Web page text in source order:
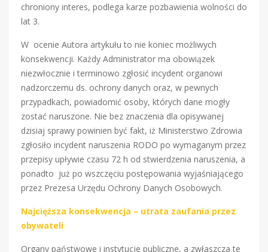
chroniony interes, podlega karze pozbawienia wolności do
lat 3.
W ocenie Autora artykułu to nie koniec możliwych
konsekwencji. Każdy Administrator ma obowiązek
niezwłocznie i terminowo zgłosić incydent organowi
nadzorczemu ds. ochrony danych oraz, w pewnych
przypadkach, powiadomić osoby, których dane mogły
zostać naruszone. Nie bez znaczenia dla opisywanej
dzisiaj sprawy powinien być fakt, iż Ministerstwo Zdrowia
zgłosiło incydent naruszenia RODO po wymaganym przez
przepisy upływie czasu 72 h od stwierdzenia naruszenia, a
ponadto już po wszczęciu postępowania wyjaśniającego
przez Prezesa Urzędu Ochrony Danych Osobowych.
Najcięższa konsekwencja – utrata zaufania przez
obywateli
Organy państwowe i instytucje publiczne, a zwłaszcza te